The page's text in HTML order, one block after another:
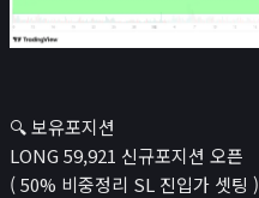
🔍 보유포지션
LONG 59,921 신규포지션 오픈
( 50% 비중정리 SL 진입가 셋팅 )